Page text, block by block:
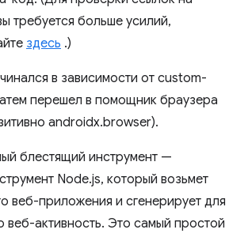
требуется больше усилий,
здесь .)
в зависимости от custom-
перешел в помощник браузера
androidx.browser).
блестящий инструмент —
Node.js, который возьмет
веб-приложения и сгенерирует для
веб-активность. Это самый простой